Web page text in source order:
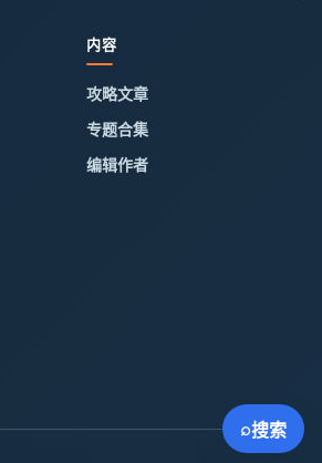
内容
攻略文章
专题合集
编辑作者
⌕搜索